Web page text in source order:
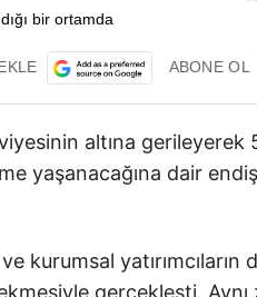
ABONE OL
altına gerileyerek
yaşanacağına dair
kurumsal yatırımcıların
gerçekleşti. Aynı